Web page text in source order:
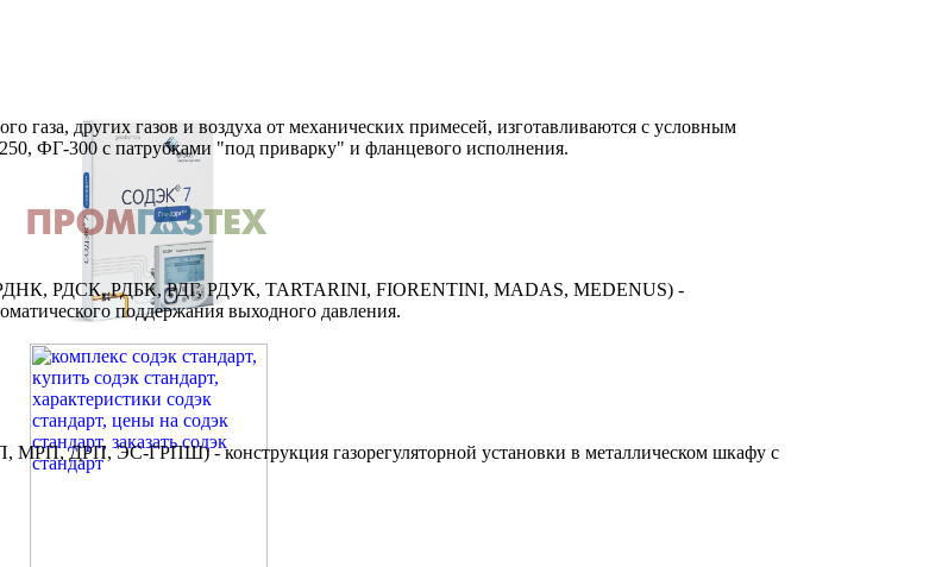
газа, других газов и воздуха от механических примесей, изготавливаются с условным
ФГ-300 с патрубками "под приварку" и фланцевого исполнения.
РДСК, РДБК, РДГ, РДУК, TARTARINI, FIORENTINI, MADAS, MEDENUS) -
поддержания выходного давления.
ДРП, ЭС-ГРПШ) - конструкция газорегуляторной установки в металлическом шкафу с